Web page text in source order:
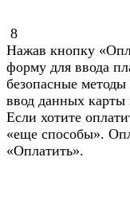
8
Нажав кнопку
форму для ввода
безопасные
ввод данных
Если хотите
«еще способы».
«Оплатить».